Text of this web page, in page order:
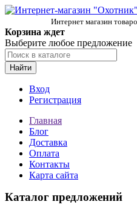
Интернет магазин
Корзина ждет
Выберите любое предложение
Найти
Вход
Регистрация
Главная
Блог
Доставка
Оплата
Контакты
Карта сайта
Каталог предложений